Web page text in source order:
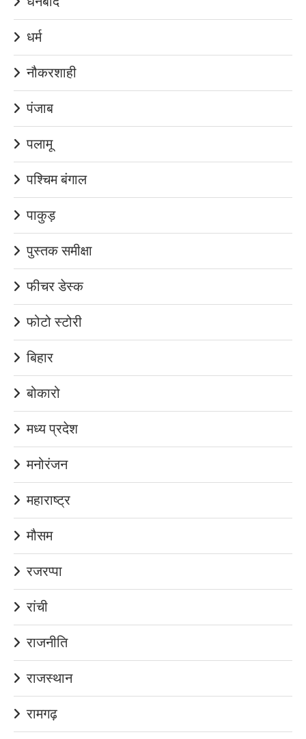
धर्म
नौकरशाही
पंजाब
पलामू
पश्चिम बंगाल
पाकुड़
पुस्तक समीक्षा
फीचर डेस्क
फोटो स्टोरी
बिहार
बोकारो
मध्य प्रदेश
मनोरंजन
महाराष्ट्र
मौसम
रजरप्पा
रांची
राजनीति
राजस्थान
रामगढ़